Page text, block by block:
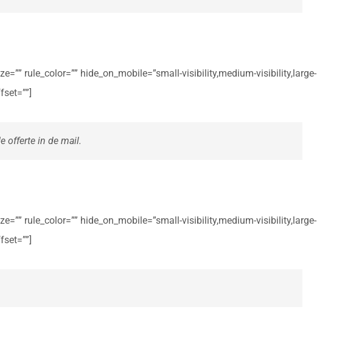
rule_color=”” hide_on_mobile=”small-visibility,medium-visibility,large-
offerte in de mail.
rule_color=”” hide_on_mobile=”small-visibility,medium-visibility,large-